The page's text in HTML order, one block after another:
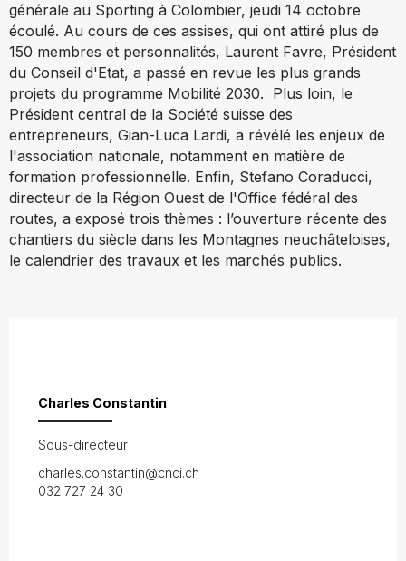
générale au Sporting à Colombier, jeudi 14 octobre
écoulé. Au cours de ces assises, qui ont attiré plus de
150 membres et personnalités, Laurent Favre, Président
du Conseil d'Etat, a passé en revue les plus grands
projets du programme Mobilité 2030. Plus loin, le
Président central de la Société suisse des
entrepreneurs, Gian-Luca Lardi, a révélé les enjeux de
l'association nationale, notamment en matière de
formation professionnelle. Enfin, Stefano Coraducci,
directeur de la Région Ouest de l'Office fédéral des
routes, a exposé trois thèmes : l’ouverture récente des
chantiers du siècle dans les Montagnes neuchâteloises,
le calendrier des travaux et les marchés publics.
Charles Constantin
Sous-directeur
charles.constantin@cnci.ch
032 727 24 30